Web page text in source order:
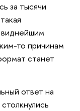
за тысячи
виднейшим
то причинам
станет
ответ на